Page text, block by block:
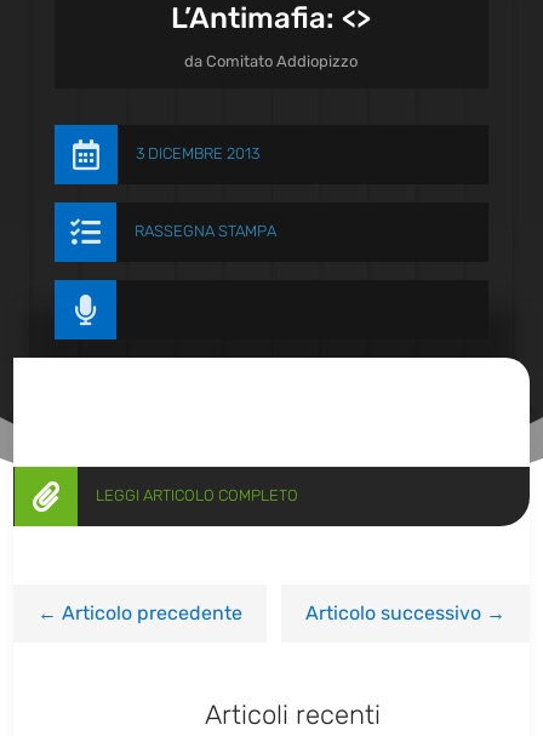
L’Antimafia: <>
daComitato Addiopizzo
 3 DICEMBRE 2013
 RASSEGNA STAMPA

 LEGGI ARTICOLO COMPLETO
←Articolo precedente Articolo successivo→
Articoli recenti